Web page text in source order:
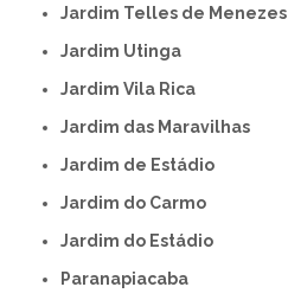
Jardim Telles de Menezes
Jardim Utinga
Jardim Vila Rica
Jardim das Maravilhas
Jardim de Estádio
Jardim do Carmo
Jardim do Estádio
Paranapiacaba